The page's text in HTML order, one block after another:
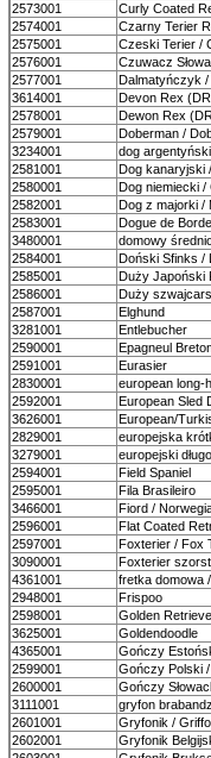
2573001
Curly Coated
2574001
Czarny Terier
2575001
Czeski Terier /
2576001
Czuwacz
2577001
Dalmatyńczyk /
3614001
Devon Rex
2578001
Dewon Rex
2579001
Doberman /
3234001
dog argentyński
2581001
Dog kanaryjski
2580001
Dog niemiecki /
2582001
Dog z majorki /
2583001
Dogue de
3480001
domowy
2584001
Doński Sfinks /
2585001
Duży Japoński
2586001
Duży
2587001
Elghund
3281001
Entlebucher
2590001
Epagneul
2591001
Eurasier
2830001
european long-
2592001
European Sled
3626001
European/
2829001
europejska
3279001
europejski
2594001
Field Spaniel
2595001
Fila Brasileiro
3466001
Fiord /
2596001
Flat Coated
2597001
Foxterier / Fox
3090001
Foxterier
4361001
fretka domowa
2948001
Frispoo
2598001
Golden
3625001
Goldendoodle
4365001
Gończy
2599001
Gończy Polski
2600001
Gończy
3111001
gryfon
2601001
Gryfonik /
2602001
Gryfonik